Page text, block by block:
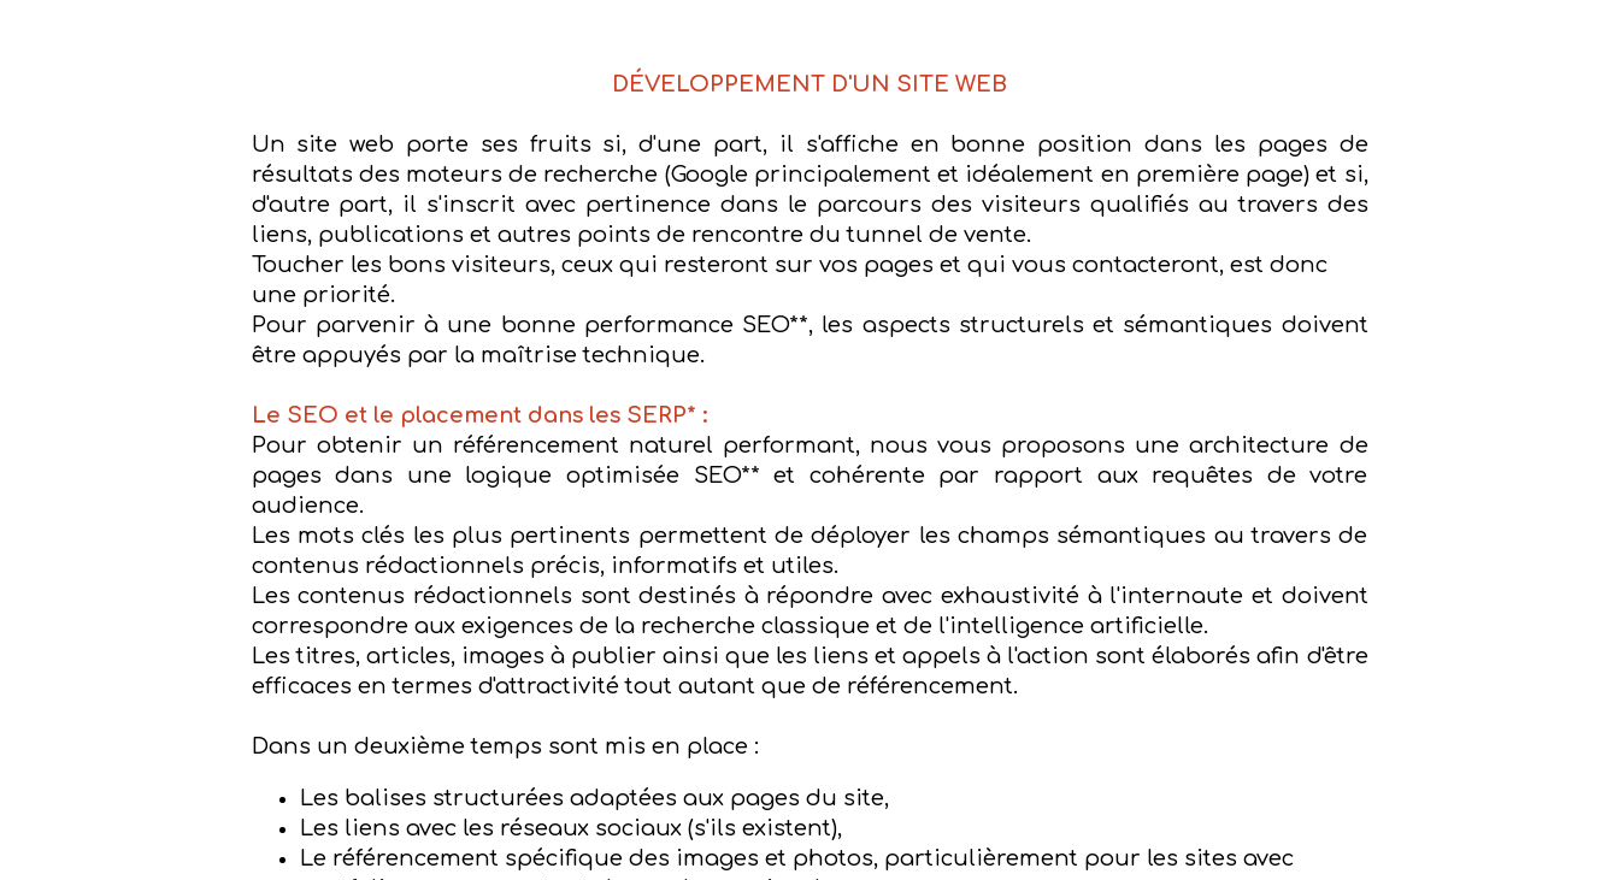
DÉVELOPPEMENT D'UN SITE WEB
Un site web porte ses fruits si, d'une part, il s'affiche en bonne position dans les pages de
résultats des moteurs de recherche (Google principalement et idéalement en première page) et si,
d'autre part, il s'inscrit avec pertinence dans le parcours des visiteurs qualifiés au travers des
liens, publications et autres points de rencontre du tunnel de vente.
Toucher les bons visiteurs, ceux qui resteront sur vos pages et qui vous contacteront, est donc
une priorité.
Pour parvenir à une bonne performance SEO**, les aspects structurels et sémantiques doivent
être appuyés par la maîtrise technique.
Le SEO et le placement dans les SERP* :
Pour obtenir un référencement naturel performant, nous vous proposons une architecture de
pages dans une logique optimisée SEO** et cohérente par rapport aux requêtes de votre
audience.
Les mots clés les plus pertinents permettent de déployer les champs sémantiques au travers de
contenus rédactionnels précis, informatifs et utiles.
Les contenus rédactionnels sont destinés à répondre avec exhaustivité à l'internaute et doivent
correspondre aux exigences de la recherche classique et de l'intelligence artificielle.
Les titres, articles, images à publier ainsi que les liens et appels à l'action sont élaborés afin d'être
efficaces en termes d'attractivité tout autant que de référencement.
Dans un deuxième temps sont mis en place :
Les balises structurées adaptées aux pages du site,
Les liens avec les réseaux sociaux (s'ils existent),
Le référencement spécifique des images et photos, particulièrement pour les sites avec